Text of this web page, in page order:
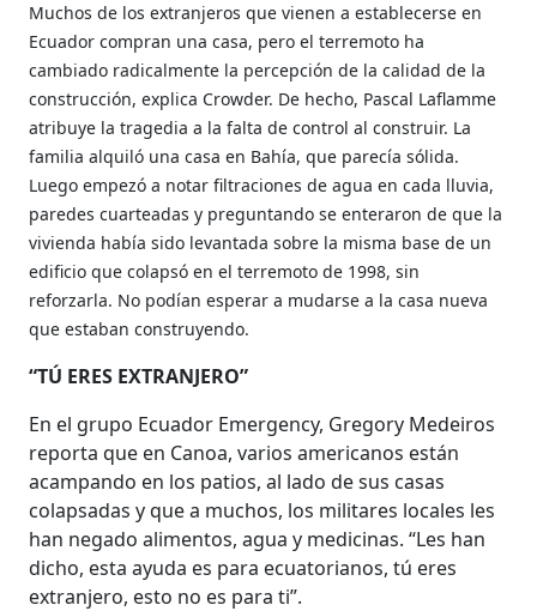
Muchos de los extranjeros que vienen a establecerse en
Ecuador compran una casa, pero el terremoto ha
cambiado radicalmente la percepción de la calidad de la
construcción, explica Crowder. De hecho, Pascal Laflamme
atribuye la tragedia a la falta de control al construir. La
familia alquiló una casa en Bahía, que parecía sólida.
Luego empezó a notar filtraciones de agua en cada lluvia,
paredes cuarteadas y preguntando se enteraron de que la
vivienda había sido levantada sobre la misma base de un
edificio que colapsó en el terremoto de 1998, sin
reforzarla. No podían esperar a mudarse a la casa nueva
que estaban construyendo.
“TÚ ERES EXTRANJERO”
En el grupo Ecuador Emergency, Gregory Medeiros
reporta que en Canoa, varios americanos están
acampando en los patios, al lado de sus casas
colapsadas y que a muchos, los militares locales les
han negado alimentos, agua y medicinas. “Les han
dicho, esta ayuda es para ecuatorianos, tú eres
extranjero, esto no es para ti”.